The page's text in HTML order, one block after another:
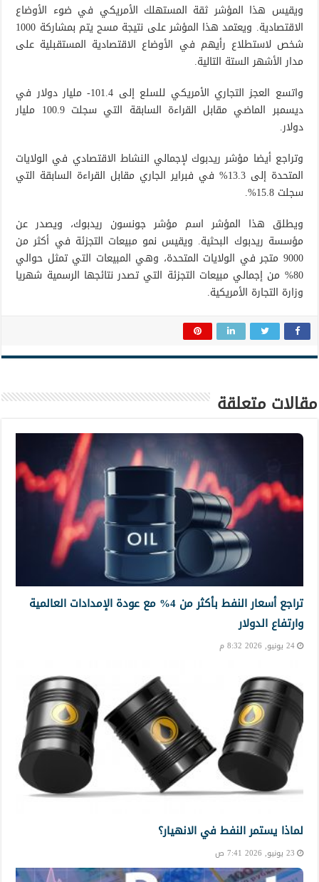
ويقيس هذا المؤشر ثقة المستهلك الأمريكي في ضوء الأوضاع
الاقتصادية. ويعتمد هذا المؤشر على نتيجة مسح يتم بمشاركة 1000
شخص لاستطلاع رأيهم في الأوضاع الاقتصادية المستقبلية على
مدار الأشهر الستة التالية.
واتسع العجز التجاري الأمريكي للسلع إلى 101.4- مليار دولار في
ديسمبر الماضي مقابل القراءة السابقة التي سجلت 100.9 مليار
دولار.
وتراجع أيضا مؤشر ريدبوك لإجمالي النشاط الاقتصادي في الولايات
المتحدة إلى 13.3% في فبراير الجاري مقابل القراءة السابقة التي
سجلت 15.8%.
ويطلق هذا المؤشر اسم مؤشر جونسون ريدبوك، ويصدر عن
مؤسسة ريدبوك البحثية. ويقيس نمو مبيعات التجزئة في أكثر من
9000 متجر في الولايات المتحدة، وهي المبيعات التي تمثل حوالي
80% من إجمالي مبيعات التجزئة التي تصدر نتائجها الرسمية شهريا
وزارة التجارة الأمريكية.
مقالات متعلقة
تراجع أسعار النفط بأكثر من 4% مع عودة الإمدادات العالمية
وارتفاع الدولار
24 يونيو, 2026 8:32 م
لماذا يستمر النفط في الانهيار؟
23 يونيو, 2026 7:41 ص